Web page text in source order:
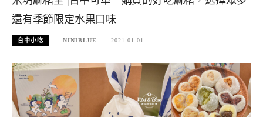
還有季節限定水果口味
台中小吃 NINIBLUE 2021-01-01